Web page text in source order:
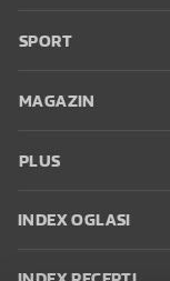
SPORT
MAGAZIN
PLUS
INDEX OGLASI